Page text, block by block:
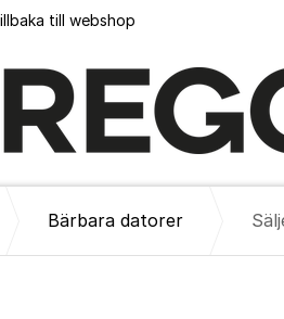
till webshop
Bärbara datorer